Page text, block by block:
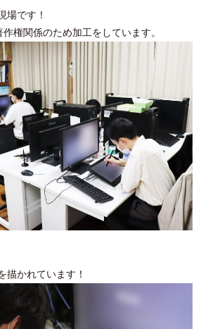
場です！
権関係のため加工をしています。
描かれています！